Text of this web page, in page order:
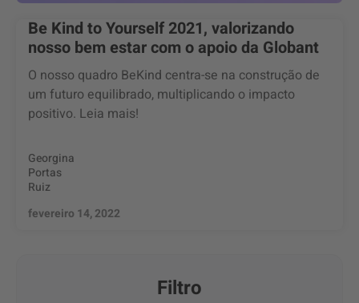
Be Kind to Yourself 2021, valorizando
nosso bem estar com o apoio da Globant
O nosso quadro BeKind centra-se na construção de
um futuro equilibrado, multiplicando o impacto
positivo. Leia mais!
Georgina
Portas
Ruiz
fevereiro 14, 2022
Filtro